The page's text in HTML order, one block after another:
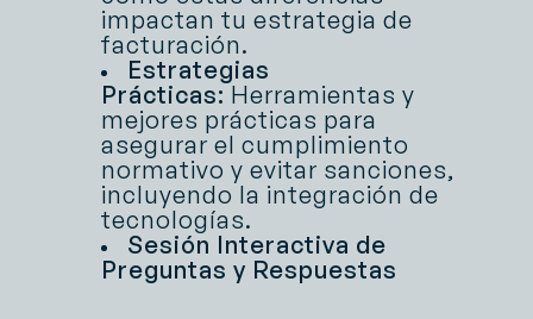
impactan tu estrategia de
facturación.
Estrategias
Prácticas: Herramientas y
mejores prácticas para
asegurar el cumplimiento
normativo y evitar sanciones,
incluyendo la integración de
tecnologías.
Sesión Interactiva de
Preguntas y Respuestas